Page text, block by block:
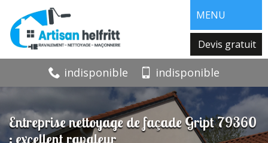
MENU
Devis gratuit
indisponible indisponible
Entreprise nettoyage de façade Gript 79360
: excellent ravaleur